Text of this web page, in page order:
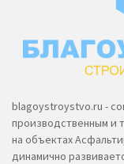
blagoystroystvo.ru -
производственным и
на объектах
динамично